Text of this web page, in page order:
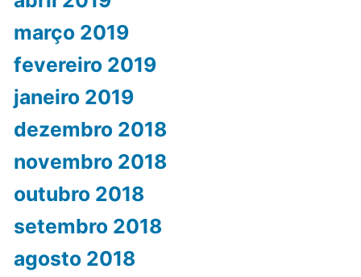
março 2019
fevereiro 2019
janeiro 2019
dezembro 2018
novembro 2018
outubro 2018
setembro 2018
agosto 2018